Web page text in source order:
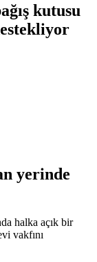
kutusu
yerinde
halka açık bir
vakfını